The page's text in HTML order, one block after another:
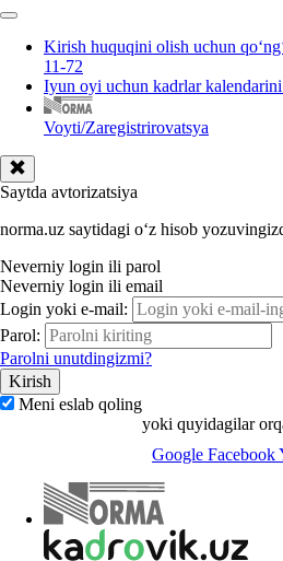
Kirish huquqini olish uchun
11-72
Iyun oyi uchun kadrlar
Voyti/Zaregistrirovatsya
Saytda avtorizatsiya
norma.uz saytidagi oʻz hisob
Neverniy login ili parol
Neverniy login ili email
Login yoki e-mail:
Parol:
Parolni unutdingizmi?
Meni eslab qoling
yoki quyidagilar
Google Facebook